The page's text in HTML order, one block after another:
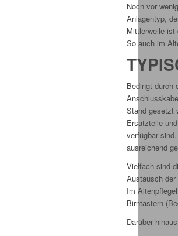
Noch vor
Anlagentyp,
Mittlerweile ist
So auch im
Bedingt durch
Stand gesetzt
Ersatzteile
verfügbar
ausreichend
Vielfach sind
Austausch
Im
Birntastern
Darüber